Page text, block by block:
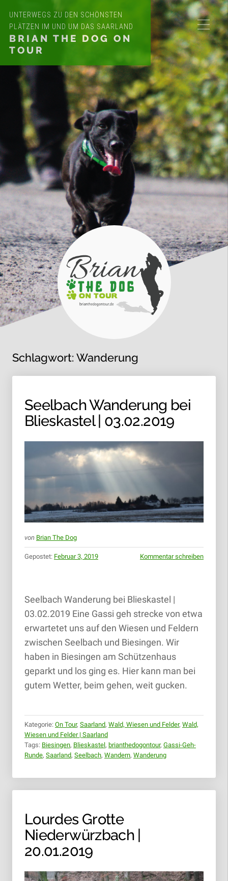
UNTERWEGS ZU DEN SCHÖNSTEN
PLÄTZEN IM UND UM DAS SAARLAND
BRIAN THE DOG ON
TOUR
Schlagwort: Wanderung
Seelbach Wanderung bei
Blieskastel | 03.02.2019
von Brian The Dog
Gepostet: Februar 3, 2019 Kommentar schreiben
Seelbach Wanderung bei Blieskastel |
03.02.2019 Eine Gassi geh strecke von etwa
erwartetet uns auf den Wiesen und Feldern
zwischen Seelbach und Biesingen. Wir
haben in Biesingen am Schützenhaus
geparkt und los ging es. Hier kann man bei
gutem Wetter, beim gehen, weit gucken.
Kategorie: On Tour, Saarland, Wald, Wiesen und Felder, Wald,
Wiesen und Felder | Saarland
Tags: Biesingen, Blieskastel, brianthedogontour, Gassi-Geh-
Runde, Saarland, Seelbach, Wandern, Wanderung
Lourdes Grotte
Niederwürzbach |
20.01.2019